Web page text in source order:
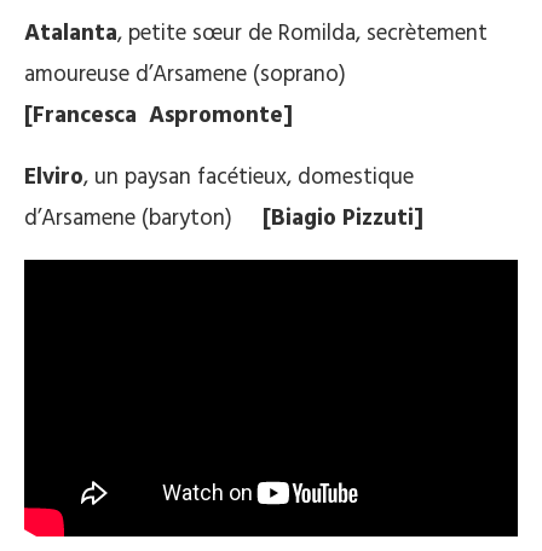
Atalanta, petite sœur de Romilda, secrètement
amoureuse d’Arsamene (soprano)
[Francesca Aspromonte]
Elviro, un paysan facétieux, domestique
d’Arsamene (baryton) [Biagio Pizzuti]